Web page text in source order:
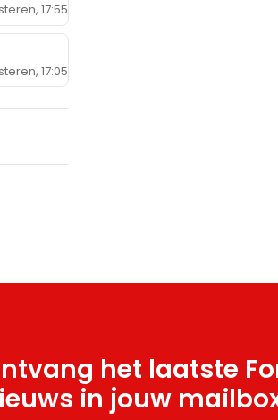
17:55
17:05
het laatste
in jouw